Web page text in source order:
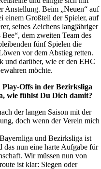
Anstellung. Beim „Neuen“ auf
einem Großteil der Spieler, auf
seines Zeichens langjähriger
dem zweiten Team des
fünf Spielen die
vor dem Abstieg retten.
und darüber, wie er den EHC
möchte.
Play-Offs in der Bezirksliga
wie fühlst Du Dich damit?
der langen Saison mit der
doch wenn der Verein mich
und Bezirksliga ist
nun eine harte Aufgabe für
Wir müssen nun von
ist klar: Siegen oder